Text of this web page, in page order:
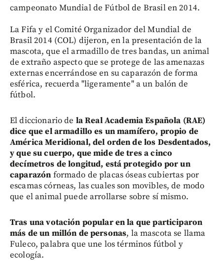
campeonato Mundial de Fútbol de Brasil en 2014.
La Fifa y el Comité Organizador del Mundial de
Brasil 2014 (COL) dijeron, en la presentación de la
mascota, que el armadillo de tres bandas, un animal
de extraño aspecto que se protege de las amenazas
externas encerrándose en su caparazón de forma
esférica, recuerda "ligeramente" a un balón de
fútbol.
El diccionario de la Real Academia Española (RAE)
dice que el armadillo es un mamífero, propio de
América Meridional, del orden de los Desdentados,
y que su cuerpo, que mide de tres a cinco
decímetros de longitud, está protegido por un
caparazón formado de placas óseas cubiertas por
escamas córneas, las cuales son movibles, de modo
que el animal puede arrollarse sobre sí mismo.
Tras una votación popular en la que participaron
más de un millón de personas, la mascota se llama
Fuleco, palabra que une los términos fútbol y
ecología.